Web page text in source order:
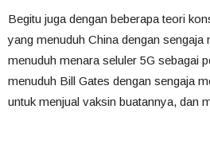
Begitu juga dengan beberapa teori
yang menuduh China dengan sengaja
menuduh menara seluler 5G sebagai
menuduh Bill Gates dengan sengaja
untuk menjual vaksin buatannya, dan